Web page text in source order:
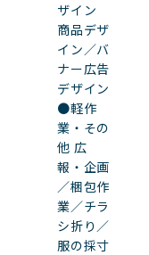
ザイン
商品デザ
イン／バ
ナー広告
デザイン
●軽作
業・その
他 広
報・企画
／梱包作
業／チラ
シ折り／
服の採寸